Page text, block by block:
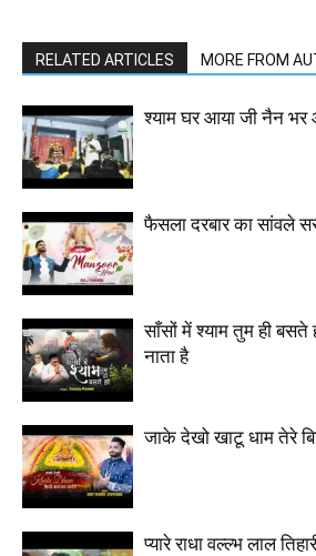
RELATED ARTICLES MORE FROM
श्याम घर आया जी नैन भर
फैसला दरबार का सांवले
साँसों में श्याम तुम ही बसते
नाता है
जाके देखो खाटू धाम तेरे
प्यारे राधा वल्ल्भ लाल